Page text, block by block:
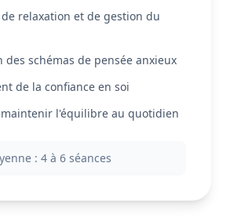
relaxation et de gestion du
des schémas de pensée anxieux
de la confiance en soi
l'équilibre au quotidien
: 4 à 6 séances